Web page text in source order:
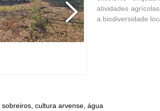
atividades
a biodiversidade
cultura arvense, água